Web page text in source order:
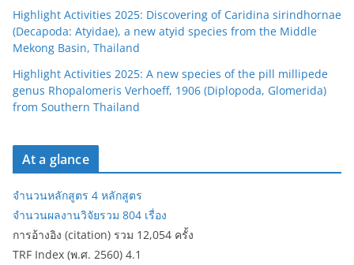
Highlight Activities 2025: Discovering of Caridina sirindhornae
(Decapoda: Atyidae), a new atyid species from the Middle
Mekong Basin, Thailand
Highlight Activities 2025: A new species of the pill millipede
genus Rhopalomeris Verhoeff, 1906 (Diplopoda, Glomerida)
from Southern Thailand
At a glance
จำนวนหลักสูตร 4 หลักสูตร
จำนวนผลงานวิจัยรวม 804 เรื่อง
การอ้างอิง (citation) รวม 12,054 ครั้ง
TRF Index (พ.ศ. 2560) 4.1